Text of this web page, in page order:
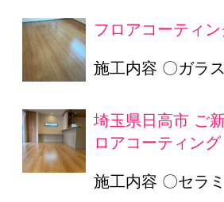
フロアコーティ
施工内容 〇ガラ
埼玉県日高市 ご
ロアコーティング
施工内容 〇セラ